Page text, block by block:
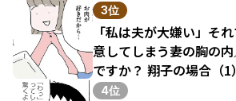
3位
「私は夫が大嫌い」そ
意してしまう妻の胸の
ですか？ 翔子の場合（1）
4位